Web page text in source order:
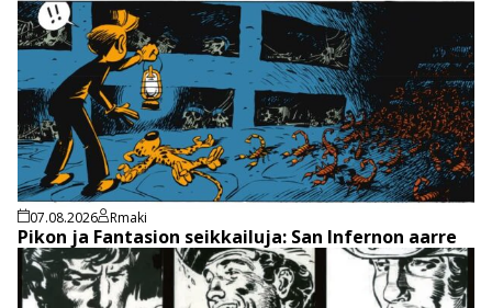
07.08.2026 Rmaki
Pikon ja Fantasion seikkailuja: San Infernon aarre